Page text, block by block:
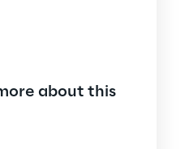
about this